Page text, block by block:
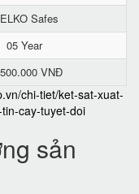
Safes
05 Year
VNĐ
chi-tiet/ket-sat-xuat-
cay-tuyet-doi
sản